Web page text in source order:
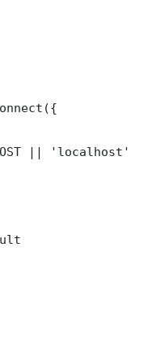
|| 'localhost'